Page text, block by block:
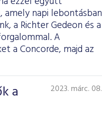
napi lebontásban
a Richter Gedeon és a
A
a Concorde, majd az
a 2023. márc. 08.